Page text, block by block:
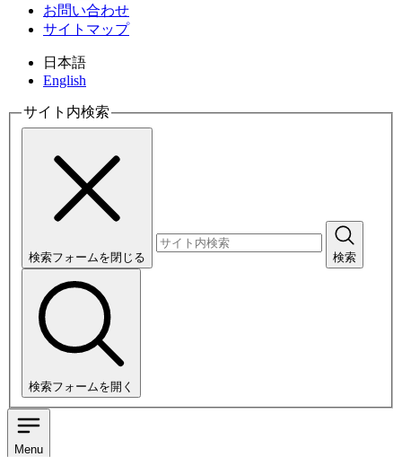
お問い合わせ
サイトマップ
日本語
English
サイト内検索
検索フォームを閉じる 検索
検索フォームを開く
Menu